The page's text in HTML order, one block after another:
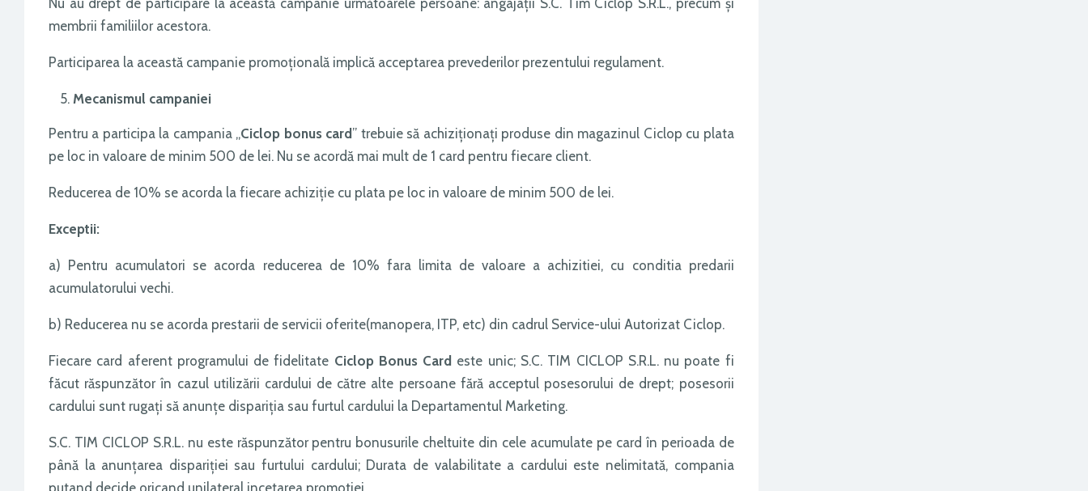
Nu au drept de participare la această campanie următoarele persoane: angajaţii S.C. Tim Ciclop S.R.L., precum şi
membrii familiilor acestora.
Participarea la această campanie promoţională implică acceptarea prevederilor prezentului regulament.
Mecanismul campaniei
Pentru a participa la campania „Ciclop bonus card ” trebuie să achiziţionaţi produse din magazinul Ciclop cu plata
pe loc in valoare de minim 500 de lei. Nu se acordă mai mult de 1 card pentru fiecare client.
Reducerea de 10% se acorda la fiecare achiziţie cu plata pe loc in valoare de minim 500 de lei.
Exceptii:
a) Pentru acumulatori se acorda reducerea de 10% fara limita de valoare a achizitiei, cu conditia predarii
acumulatorului vechi.
b) Reducerea nu se acorda prestarii de servicii oferite(manopera, ITP, etc) din cadrul Service-ului Autorizat Ciclop.
Fiecare card aferent programului de fidelitate Ciclop Bonus Card este unic; S.C. TIM CICLOP S.R.L. nu poate fi
făcut răspunzător în cazul utilizării cardului de către alte persoane fără acceptul posesorului de drept; posesorii
cardului sunt rugaţi să anunţe dispariţia sau furtul cardului la Departamentul Marketing.
S.C. TIM CICLOP S.R.L. nu este răspunzător pentru bonusurile cheltuite din cele acumulate pe card în perioada de
până la anunţarea dispariţiei sau furtului cardului; Durata de valabilitate a cardului este nelimitată, compania
putand decide oricand unilateral incetarea promotiei.